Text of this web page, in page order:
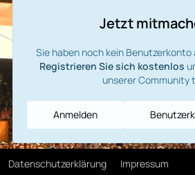
Jetzt
Sie haben noch kein
Registrieren Sie sich kostenlos
unserer Community
Anmelden
Datenschutzerklärung Impressum